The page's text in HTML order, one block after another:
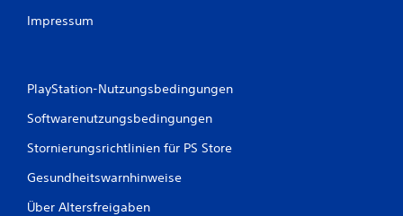
Impressum
PlayStation-Nutzungsbedingungen
Softwarenutzungsbedingungen
Stornierungsrichtlinien für PS Store
Gesundheitswarnhinweise
Über Altersfreigaben